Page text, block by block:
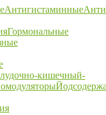
Антигистаминные
Гормональные
кишечный-